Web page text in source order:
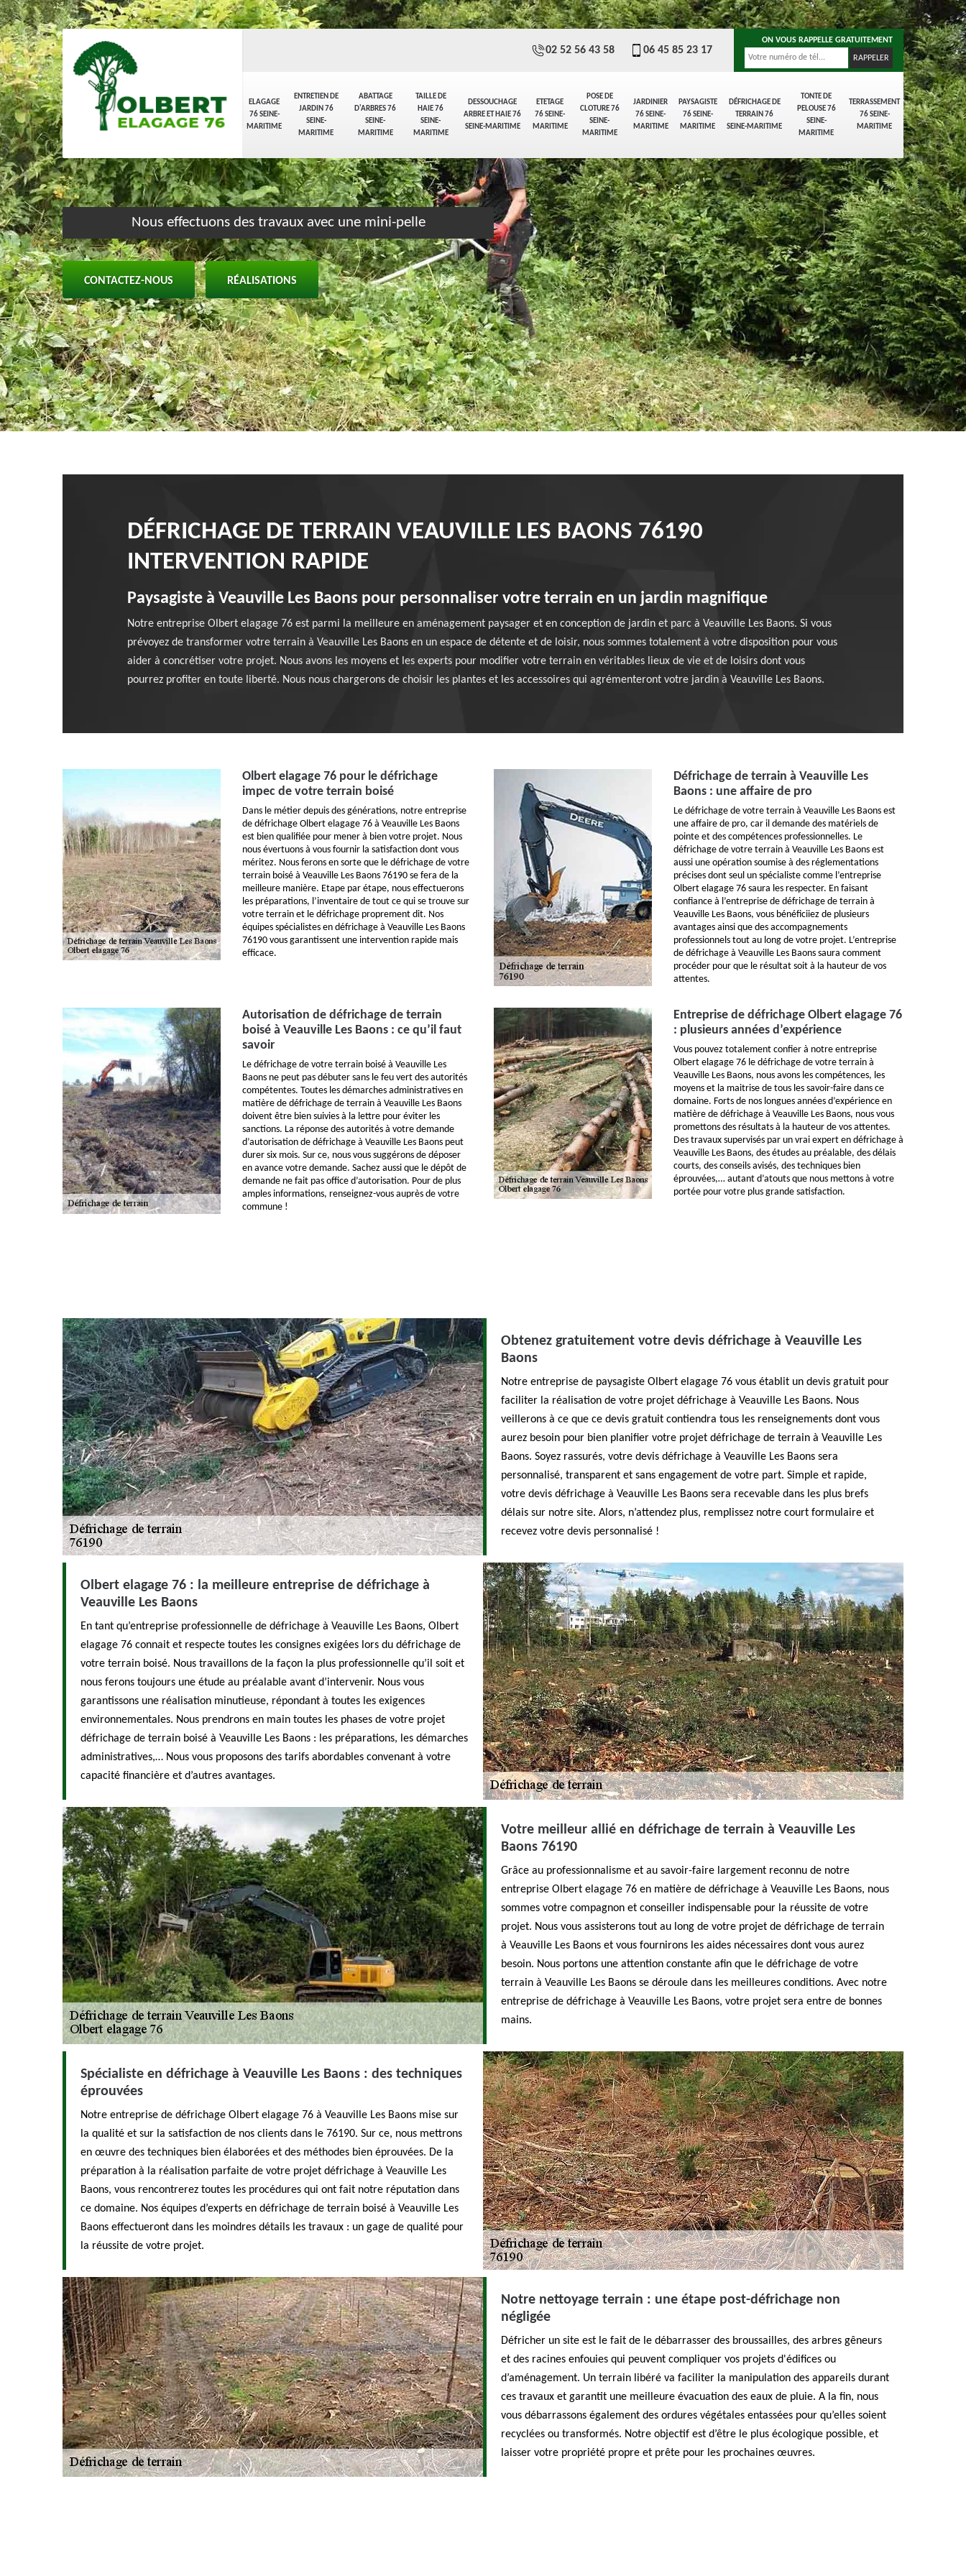
ELAGAGE
76 SEINE-
MARITIME
ENTRETIEN DE
JARDIN 76
SEINE-
MARITIME
ABATTAGE
D'ARBRES 76
SEINE-
MARITIME
TAILLE DE
HAIE 76
SEINE-
MARITIME
DESSOUCHAGE
ARBRE ET HAIE 76
SEINE-MARITIME
ETETAGE
76 SEINE-
MARITIME
POSE DE
CLOTURE 76
SEINE-
MARITIME
JARDINIER
76 SEINE-
MARITIME
PAYSAGISTE
76 SEINE-
MARITIME
DÉFRICHAGE DE
TERRAIN 76
SEINE-MARITIME
TONTE DE
PELOUSE 76
SEINE-
MARITIME
TERRASSEMENT
76 SEINE-
MARITIME
02 52 56 43 58 06 45 85 23 17
ON VOUS RAPPELLE GRATUITEMENT
Nous effectuons des travaux avec une mini-pelle
CONTACTEZ-NOUS RÉALISATIONS
DÉFRICHAGE DE TERRAIN VEAUVILLE LES BAONS 76190
INTERVENTION RAPIDE
Paysagiste à Veauville Les Baons pour personnaliser votre terrain en un jardin magnifique
Notre entreprise Olbert elagage 76 est parmi la meilleure en aménagement paysager et en conception de jardin et parc à Veauville Les Baons. Si vous
prévoyez de transformer votre terrain à Veauville Les Baons en un espace de détente et de loisir, nous sommes totalement à votre disposition pour vous
aider à concrétiser votre projet. Nous avons les moyens et les experts pour modifier votre terrain en véritables lieux de vie et de loisirs dont vous
pourrez profiter en toute liberté. Nous nous chargerons de choisir les plantes et les accessoires qui agrémenteront votre jardin à Veauville Les Baons.
Olbert elagage 76 pour le défrichage
impec de votre terrain boisé
Dans le métier depuis des générations, notre entreprise
de défrichage Olbert elagage 76 à Veauville Les Baons
est bien qualifiée pour mener à bien votre projet. Nous
nous évertuons à vous fournir la satisfaction dont vous
méritez. Nous ferons en sorte que le défrichage de votre
terrain boisé à Veauville Les Baons 76190 se fera de la
meilleure manière. Etape par étape, nous effectuerons
les préparations, l’inventaire de tout ce qui se trouve sur
votre terrain et le défrichage proprement dit. Nos
équipes spécialistes en défrichage à Veauville Les Baons
76190 vous garantissent une intervention rapide mais
efficace.
Défrichage de terrain à Veauville Les
Baons : une affaire de pro
Le défrichage de votre terrain à Veauville Les Baons est
une affaire de pro, car il demande des matériels de
pointe et des compétences professionnelles. Le
défrichage de votre terrain à Veauville Les Baons est
aussi une opération soumise à des réglementations
précises dont seul un spécialiste comme l’entreprise
Olbert elagage 76 saura les respecter. En faisant
confiance à l’entreprise de défrichage de terrain à
Veauville Les Baons, vous bénéficiiez de plusieurs
avantages ainsi que des accompagnements
professionnels tout au long de votre projet. L’entreprise
de défrichage à Veauville Les Baons saura comment
procéder pour que le résultat soit à la hauteur de vos
attentes.
Autorisation de défrichage de terrain
boisé à Veauville Les Baons : ce qu’il faut
savoir
Le défrichage de votre terrain boisé à Veauville Les
Baons ne peut pas débuter sans le feu vert des autorités
compétentes. Toutes les démarches administratives en
matière de défrichage de terrain à Veauville Les Baons
doivent être bien suivies à la lettre pour éviter les
sanctions. La réponse des autorités à votre demande
d’autorisation de défrichage à Veauville Les Baons peut
durer six mois. Sur ce, nous vous suggérons de déposer
en avance votre demande. Sachez aussi que le dépôt de
demande ne fait pas office d’autorisation. Pour de plus
amples informations, renseignez-vous auprès de votre
commune !
Entreprise de défrichage Olbert elagage 76
: plusieurs années d’expérience
Vous pouvez totalement confier à notre entreprise
Olbert elagage 76 le défrichage de votre terrain à
Veauville Les Baons, nous avons les compétences, les
moyens et la maitrise de tous les savoir-faire dans ce
domaine. Forts de nos longues années d’expérience en
matière de défrichage à Veauville Les Baons, nous vous
promettons des résultats à la hauteur de vos attentes.
Des travaux supervisés par un vrai expert en défrichage à
Veauville Les Baons, des études au préalable, des délais
courts, des conseils avisés, des techniques bien
éprouvées,… autant d’atouts que nous mettons à votre
portée pour votre plus grande satisfaction.
Obtenez gratuitement votre devis défrichage à Veauville Les
Baons
Notre entreprise de paysagiste Olbert elagage 76 vous établit un devis gratuit pour
faciliter la réalisation de votre projet défrichage à Veauville Les Baons. Nous
veillerons à ce que ce devis gratuit contiendra tous les renseignements dont vous
aurez besoin pour bien planifier votre projet défrichage de terrain à Veauville Les
Baons. Soyez rassurés, votre devis défrichage à Veauville Les Baons sera
personnalisé, transparent et sans engagement de votre part. Simple et rapide,
votre devis défrichage à Veauville Les Baons sera recevable dans les plus brefs
délais sur notre site. Alors, n’attendez plus, remplissez notre court formulaire et
recevez votre devis personnalisé !
Olbert elagage 76 : la meilleure entreprise de défrichage à
Veauville Les Baons
En tant qu’entreprise professionnelle de défrichage à Veauville Les Baons, Olbert
elagage 76 connait et respecte toutes les consignes exigées lors du défrichage de
votre terrain boisé. Nous travaillons de la façon la plus professionnelle qu’il soit et
nous ferons toujours une étude au préalable avant d’intervenir. Nous vous
garantissons une réalisation minutieuse, répondant à toutes les exigences
environnementales. Nous prendrons en main toutes les phases de votre projet
défrichage de terrain boisé à Veauville Les Baons : les préparations, les démarches
administratives,… Nous vous proposons des tarifs abordables convenant à votre
capacité financière et d’autres avantages.
Votre meilleur allié en défrichage de terrain à Veauville Les
Baons 76190
Grâce au professionnalisme et au savoir-faire largement reconnu de notre
entreprise Olbert elagage 76 en matière de défrichage à Veauville Les Baons, nous
sommes votre compagnon et conseiller indispensable pour la réussite de votre
projet. Nous vous assisterons tout au long de votre projet de défrichage de terrain
à Veauville Les Baons et vous fournirons les aides nécessaires dont vous aurez
besoin. Nous portons une attention constante afin que le défrichage de votre
terrain à Veauville Les Baons se déroule dans les meilleures conditions. Avec notre
entreprise de défrichage à Veauville Les Baons, votre projet sera entre de bonnes
mains.
Spécialiste en défrichage à Veauville Les Baons : des techniques
éprouvées
Notre entreprise de défrichage Olbert elagage 76 à Veauville Les Baons mise sur
la qualité et sur la satisfaction de nos clients dans le 76190. Sur ce, nous mettrons
en œuvre des techniques bien élaborées et des méthodes bien éprouvées. De la
préparation à la réalisation parfaite de votre projet défrichage à Veauville Les
Baons, vous rencontrerez toutes les procédures qui ont fait notre réputation dans
ce domaine. Nos équipes d’experts en défrichage de terrain boisé à Veauville Les
Baons effectueront dans les moindres détails les travaux : un gage de qualité pour
la réussite de votre projet.
Notre nettoyage terrain : une étape post-défrichage non
négligée
Défricher un site est le fait de le débarrasser des broussailles, des arbres gêneurs
et des racines enfouies qui peuvent compliquer vos projets d'édifices ou
d’aménagement. Un terrain libéré va faciliter la manipulation des appareils durant
ces travaux et garantit une meilleure évacuation des eaux de pluie. A la fin, nous
vous débarrassons également des ordures végétales entassées pour qu’elles soient
recyclées ou transformés. Notre objectif est d’être le plus écologique possible, et
laisser votre propriété propre et prête pour les prochaines œuvres.